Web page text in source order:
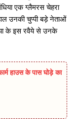
एक ग्लैमरस चेहरा
उनकी चुप्पी बड़े नेताओं
के इस रवैये से उनके
हाउस के पास घोड़े का